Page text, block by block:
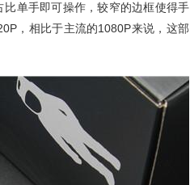
单手即可操作，较窄的边框使得手
，相比于主流的1080P来说，这部